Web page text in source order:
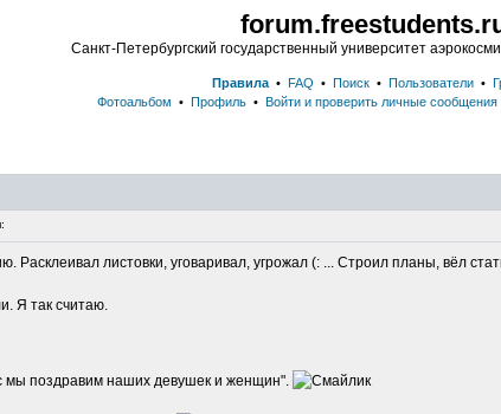
Санкт-Петербургский государственный университет
Правила• FAQ • Поиск• Пользователи•
Фотоальбом • Профиль • Войти и проверить личные сообщения
Расклеивал листовки, уговаривал, угрожал (: ... Строил планы, вёл
Я так считаю.
мы поздравим наших девушек и женщин".